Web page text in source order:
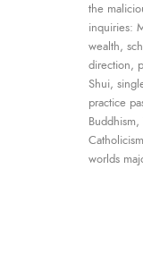
the
inquiries:
wealth,
direction,
Shui,
practice
Buddhism,
worlds